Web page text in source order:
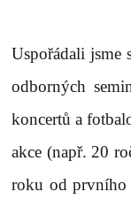
Uspořádali jsme
odborných
koncertů a
akce (např. 20
roku od prvního